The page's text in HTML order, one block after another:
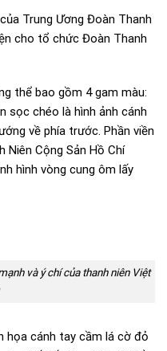
Trung Ương Đoàn Thanh
cho tổ chức Đoàn Thanh
thể bao gồm 4 gam màu:
sọc chéo là hình ảnh cánh
về phía trước. Phần viền
Niên Cộng Sản Hồ Chí
hình vòng cung ôm lấy
và ý chí của thanh niên Việt
họa cánh tay cầm lá cờ đỏ